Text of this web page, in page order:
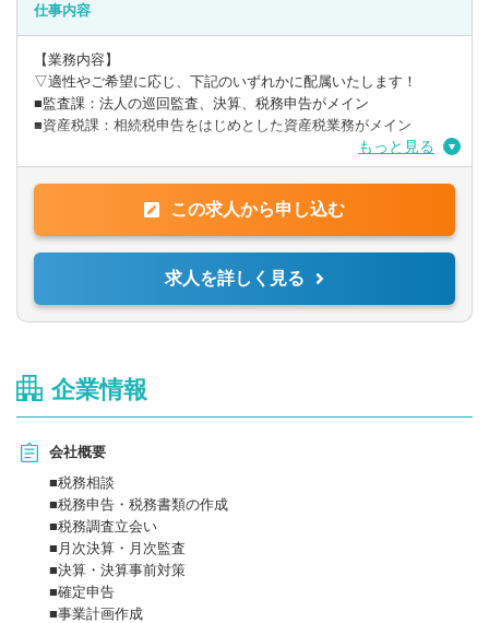
仕事内容
【業務内容】
▽適性やご希望に応じ、下記のいずれかに配属いたします！
■監査課：法人の巡回監査、決算、税務申告がメイン
■資産税課：相続税申告をはじめとした資産税業務がメイン
【具体的には】
■会計データ確認・修正
■税務申告書等作成
■資料作成
■その他税理士業務 など
のWEB研修などもございます。業界未経験のキャリアチェンジの
【研修内容】
■税法等のWEB研修
■各種システム研修
■社内外研修
■OJT
※会計ソフト：マネーフォワード、freee、CASH RADAR、MF
※申告ソフト：達人
もっと見る
この求人から申し込む
求人を詳しく見る
企業情報
会社概要
■税務相談
■税務申告・税務書類の作成
■税務調査立会い
■月次決算・月次監査
■決算・決算事前対策
■確定申告
■事業計画作成